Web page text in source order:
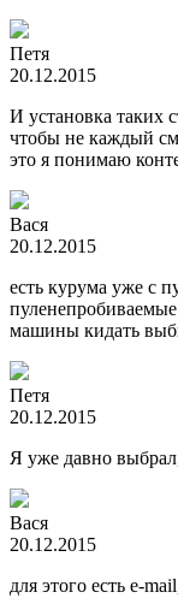
Петя
20.12.2015
И установка таких
чтобы не каждый
это я понимаю
Вася
20.12.2015
есть курума уже с
машины кидать
Петя
20.12.2015
Я уже давно
Вася
20.12.2015
для этого есть e-